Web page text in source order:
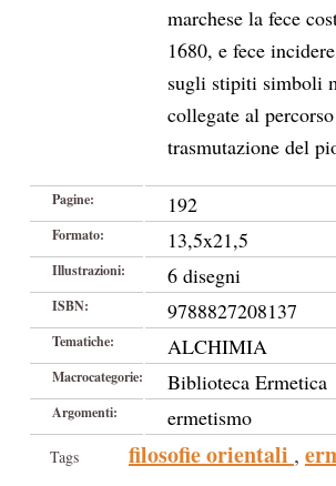
marchese la fece
1680, e fece
sugli stipiti simboli
collegate al
trasmutazione del
Pagine: 192
Formato: 13,5x21,5
Illustrazioni: 6 disegni
ISBN: 9788827208137
Tematiche: ALCHIMIA
Macrocategorie: Biblioteca Ermetica
Argomenti: ermetismo
Tags filosofie orientali ,